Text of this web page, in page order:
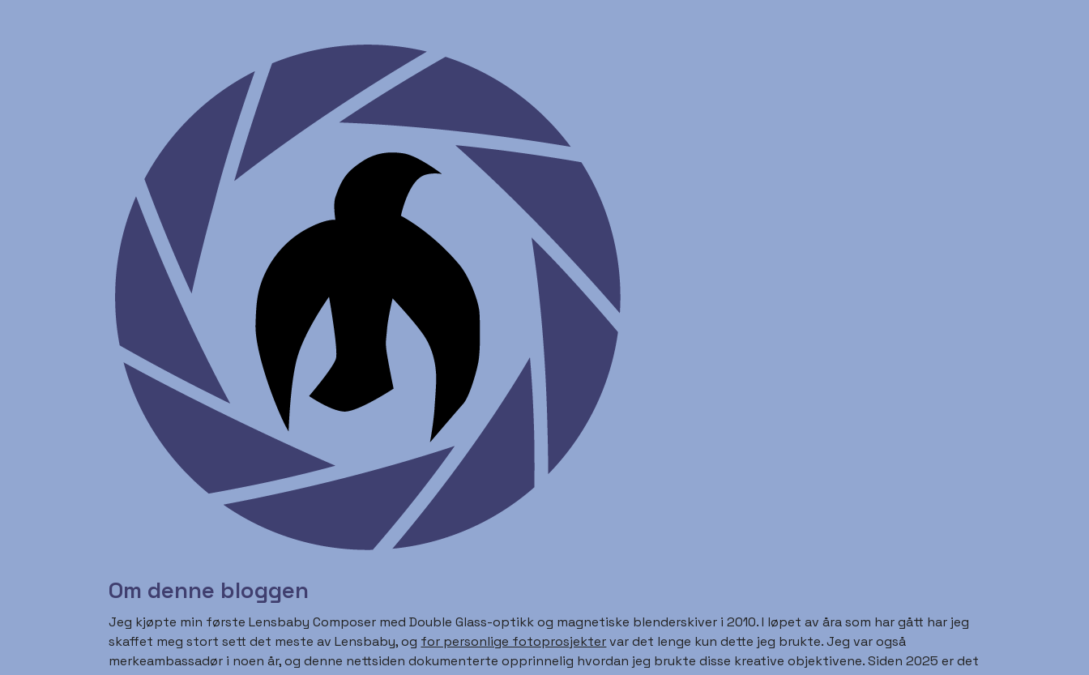
Om denne bloggen
Jeg kjøpte min første Lensbaby Composer med Double Glass-optikk og magnetiske blenderskiver i 2010. I løpet av åra som har gått har jeg
skaffet meg stort sett det meste av Lensbaby, og for personlige fotoprosjektervar det lenge kun dette jeg brukte. Jeg var også
merkeambassadør i noen år, og denne nettsiden dokumenterte opprinnelig hvordan jeg brukte disse kreative objektivene. Siden 2025 er det